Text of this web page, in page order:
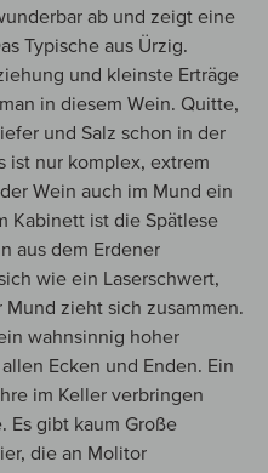
ab und zeigt eine
Typische aus Ürzig.
und kleinste Erträge
in diesem Wein. Quitte,
und Salz schon in der
ist nur komplex, extrem
Wein auch im Mund ein
Kabinett ist die Spätlese
aus dem Erdener
wie ein Laserschwert,
zieht sich zusammen.
wahnsinnig hoher
Ecken und Enden. Ein
im Keller verbringen
Es gibt kaum Große
die an Molitor